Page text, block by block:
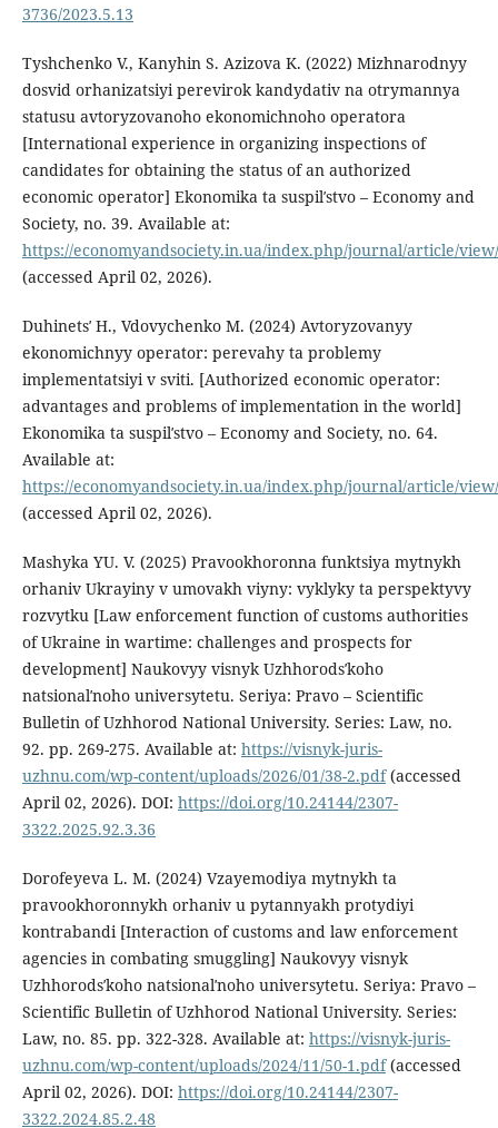
3736/2023.5.13
Tyshchenko V., Kanyhin S. Azizova K. (2022) Mizhnarodnyy
dosvid orhanizatsiyi perevirok kandydativ na otrymannya
statusu avtoryzovanoho ekonomichnoho operatora
[International experience in organizing inspections of
candidates for obtaining the status of an authorized
economic operator] Ekonomika ta suspilʹstvo – Economy and
Society, no. 39. Available at:
https://economyandsociety.in.ua/index.php/journal/article/
(accessed April 02, 2026).
Duhinetsʹ H., Vdovychenko M. (2024) Avtoryzovanyy
ekonomichnyy operator: perevahy ta problemy
implementatsiyi v sviti. [Authorized economic operator:
advantages and problems of implementation in the world]
Ekonomika ta suspilʹstvo – Economy and Society, no. 64.
Available at:
https://economyandsociety.in.ua/index.php/journal/article/
(accessed April 02, 2026).
Mashyka YU. V. (2025) Pravookhoronna funktsiya mytnykh
orhaniv Ukrayiny v umovakh viyny: vyklyky ta perspektyvy
rozvytku [Law enforcement function of customs authorities
of Ukraine in wartime: challenges and prospects for
development] Naukovyy visnyk Uzhhorodsʹkoho
natsionalʹnoho universytetu. Seriya: Pravo – Scientific
Bulletin of Uzhhorod National University. Series: Law, no.
92. pp. 269-275. Available at: https://visnyk-juris-
uzhnu.com/wp-content/uploads/2026/01/38-2.pdf(accessed
April 02, 2026). DOI: https://doi.org/10.24144/2307-
3322.2025.92.3.36
Dorofeyeva L. M. (2024) Vzayemodiya mytnykh ta
pravookhoronnykh orhaniv u pytannyakh protydiyi
kontrabandi [Interaction of customs and law enforcement
agencies in combating smuggling] Naukovyy visnyk
Uzhhorodsʹkoho natsionalʹnoho universytetu. Seriya: Pravo –
Scientific Bulletin of Uzhhorod National University. Series:
Law, no. 85. pp. 322-328. Available at: https://visnyk-juris-
uzhnu.com/wp-content/uploads/2024/11/50-1.pdf(accessed
April 02, 2026). DOI: https://doi.org/10.24144/2307-
3322.2024.85.2.48